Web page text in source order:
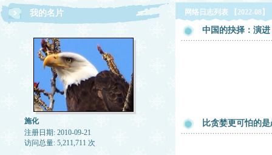
我的名片
施化
注册日期: 2010-09-21
访问总量: 5,211,711 次
网络日志列表 【2022-08】
中国的抉择：演
比贪婪更可怕的